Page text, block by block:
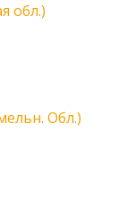
обл.)
Обл.)